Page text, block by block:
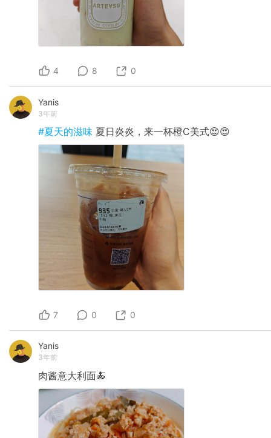
4 8 0
Yanis
3年前
#夏天的滋味 夏日炎炎，来一杯橙C美式😍😍
7 0 0
Yanis
3年前
肉酱意大利面🍝